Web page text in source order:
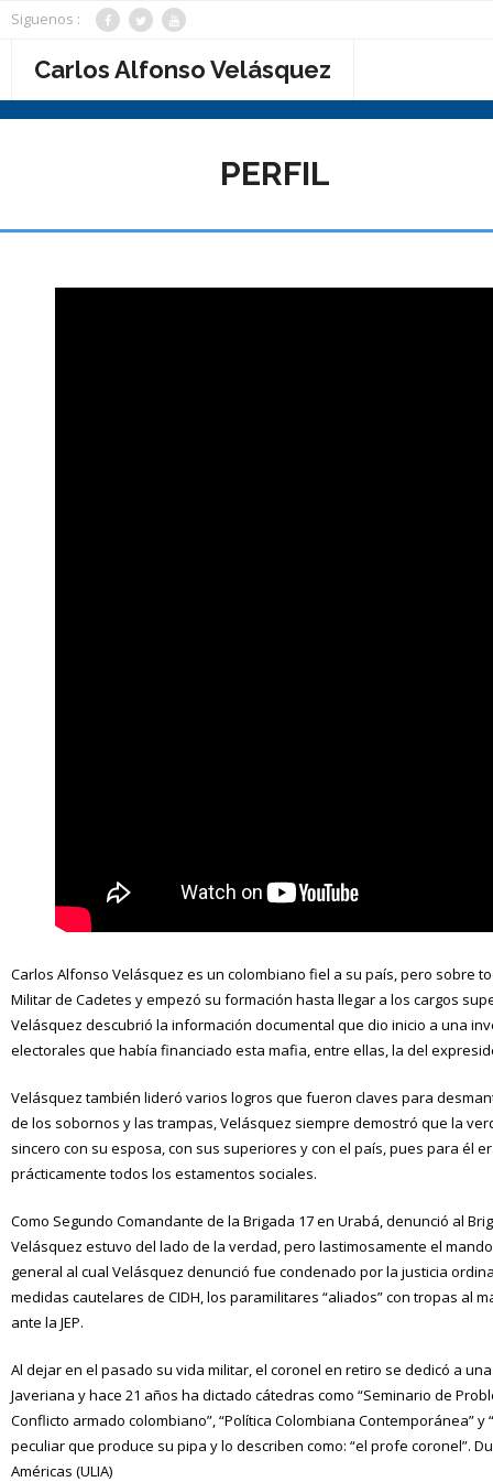
Saltar
contenido
Siguenos :
Carlos Alfonso Velásquez
PERFIL
Carlos Alfonso Velásquez es un colombiano fiel a su país, pero sobre
Militar de Cadetes y empezó su formación hasta llegar a los cargos
Velásquez descubrió la información documental que dio inicio a una
electorales que había financiado esta mafia, entre ellas, la del
Velásquez también lideró varios logros que fueron claves para
de los sobornos y las trampas, Velásquez siempre demostró que la
sincero con su esposa, con sus superiores y con el país, pues para él
prácticamente todos los estamentos sociales.
Como Segundo Comandante de la Brigada 17 en Urabá, denunció al
Velásquez estuvo del lado de la verdad, pero lastimosamente el
general al cual Velásquez denunció fue condenado por la justicia
medidas cautelares de CIDH, los paramilitares “aliados” con tropas al
ante la JEP.
Al dejar en el pasado su vida militar, el coronel en retiro se dedicó a
Javeriana y hace 21 años ha dictado cátedras como “Seminario de
Conflicto armado colombiano”, “Política Colombiana Contemporánea”
peculiar que produce su pipa y lo describen como: “el profe coronel”.
Américas (ULIA)